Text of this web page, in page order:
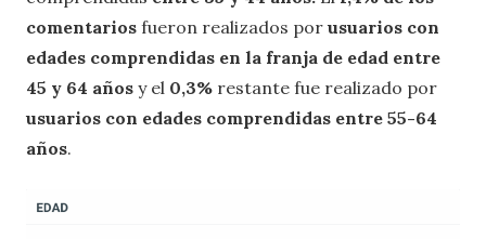
comentarios fueron realizados por usuarios con
edades comprendidas en la franja de edad entre
45 y 64 años y el 0,3% restante fue realizado por
usuarios con edades comprendidas entre 55-64
años.